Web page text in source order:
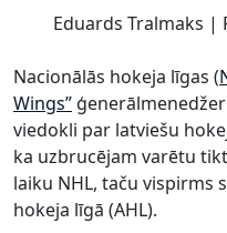
Eduards Tralmaks |
Nacionālās hokeja līgas (
Wings”
viedokli par latviešu
ka uzbrucējam varētu
laiku NHL, taču vispirms
hokeja līgā (AHL).